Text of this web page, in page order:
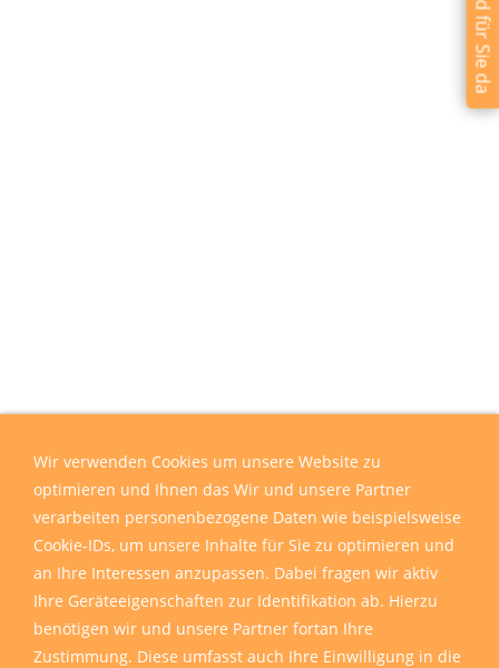
Wir verwenden Cookies um unsere Website zu
optimieren und Ihnen das Wir und unsere Partner
verarbeiten personenbezogene Daten wie beispielsweise
Cookie-IDs, um unsere Inhalte für Sie zu optimieren und
an Ihre Interessen anzupassen. Dabei fragen wir aktiv
Ihre Geräteeigenschaften zur Identifikation ab. Hierzu
benötigen wir und unsere Partner fortan Ihre
Zustimmung. Diese umfasst auch Ihre Einwilligung in die